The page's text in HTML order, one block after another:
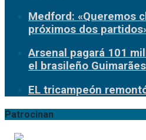
Medford: «Queremos
próximos dos
Arsenal pagará 101
el brasileño
EL tricampeón
Patrocinan